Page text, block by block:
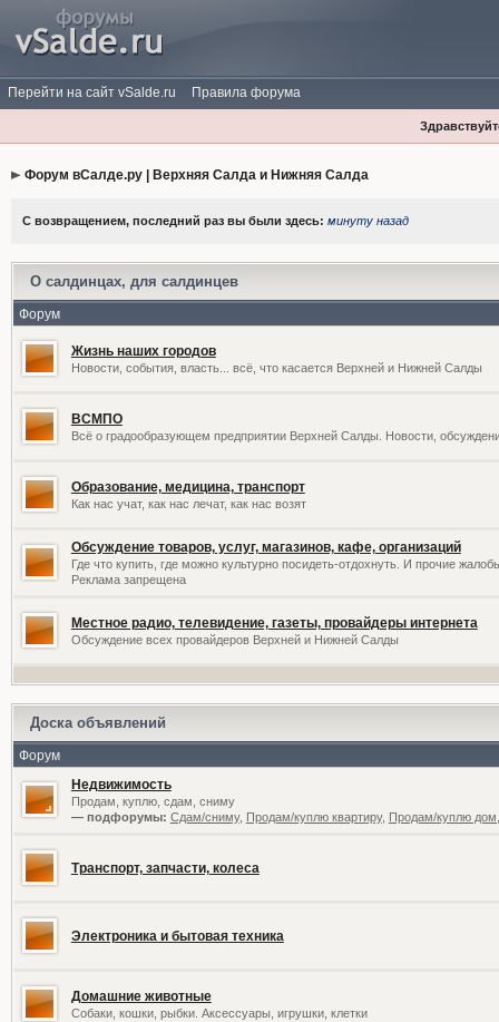
Перейти на сайт vSalde.ru Правила форума
Форум вСалде.ру | Верхняя Салда и Нижняя Салда
С возвращением, последний раз вы были здесь: минуту назад
О салдинцах, для салдинцев
Форум
Жизнь наших городов
Новости, события, власть... всё, что касается Верхней и Нижней Салды
ВСМПО
Всё о градообразующем предприятии Верхней Салды. Новости,
Образование, медицина, транспорт
Как нас учат, как нас лечат, как нас возят
Обсуждение товаров, услуг, магазинов, кафе, организаций
Где что купить, где можно культурно посидеть-отдохнуть. И прочие
Реклама запрещена
Местное радио, телевидение, газеты, провайдеры интернета
Обсуждение всех провайдеров Верхней и Нижней Салды
Доска объявлений
Форум
Недвижимость
Продам, куплю, сдам, сниму
— подфорумы: Сдам/сниму, Продам/куплю квартиру, Продам/куплю
Транспорт, запчасти, колеса
Электроника и бытовая техника
Домашние животные
Собаки, кошки, рыбки. Аксессуары, игрушки, клетки